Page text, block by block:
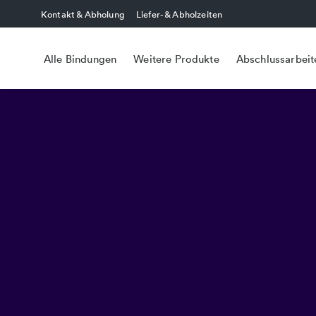
Kontakt & Abholung Liefer- & Abholzeiten
Alle Bindungen Weitere Produkte